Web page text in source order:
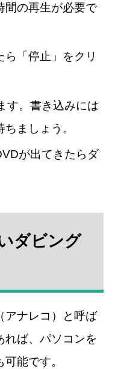
間の再生が必要で
「停止」をクリ
す。書き込みには
ましょう。
が出てきたらダ
ダビング
アナレコ）と呼ば
れば、パソコンを
能です。